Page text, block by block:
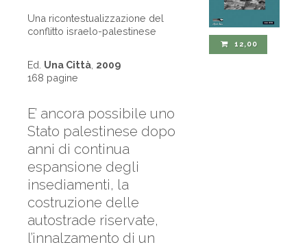
Una ricontestualizzazione del
conflitto israelo-palestinese
Ed. Una Città 2009
168 pagine
E’ ancora possibile uno
Stato palestinese dopo
anni di continua
espansione degli
insediamenti, la
costruzione delle
autostrade riservate,
l’innalzamento di un
12,00